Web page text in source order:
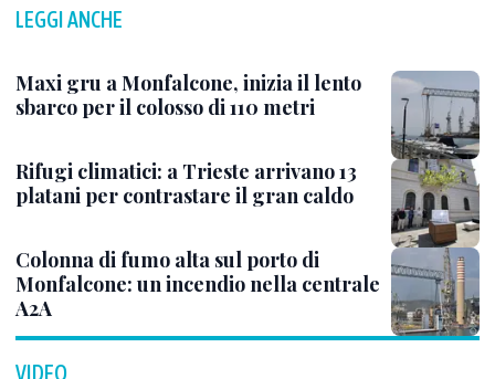
LEGGI ANCHE
Maxi gru a Monfalcone, inizia il lento
sbarco per il colosso di 110 metri
Rifugi climatici: a Trieste arrivano 13
platani per contrastare il gran caldo
Colonna di fumo alta sul porto di
Monfalcone: un incendio nella centrale
A2A
VIDEO